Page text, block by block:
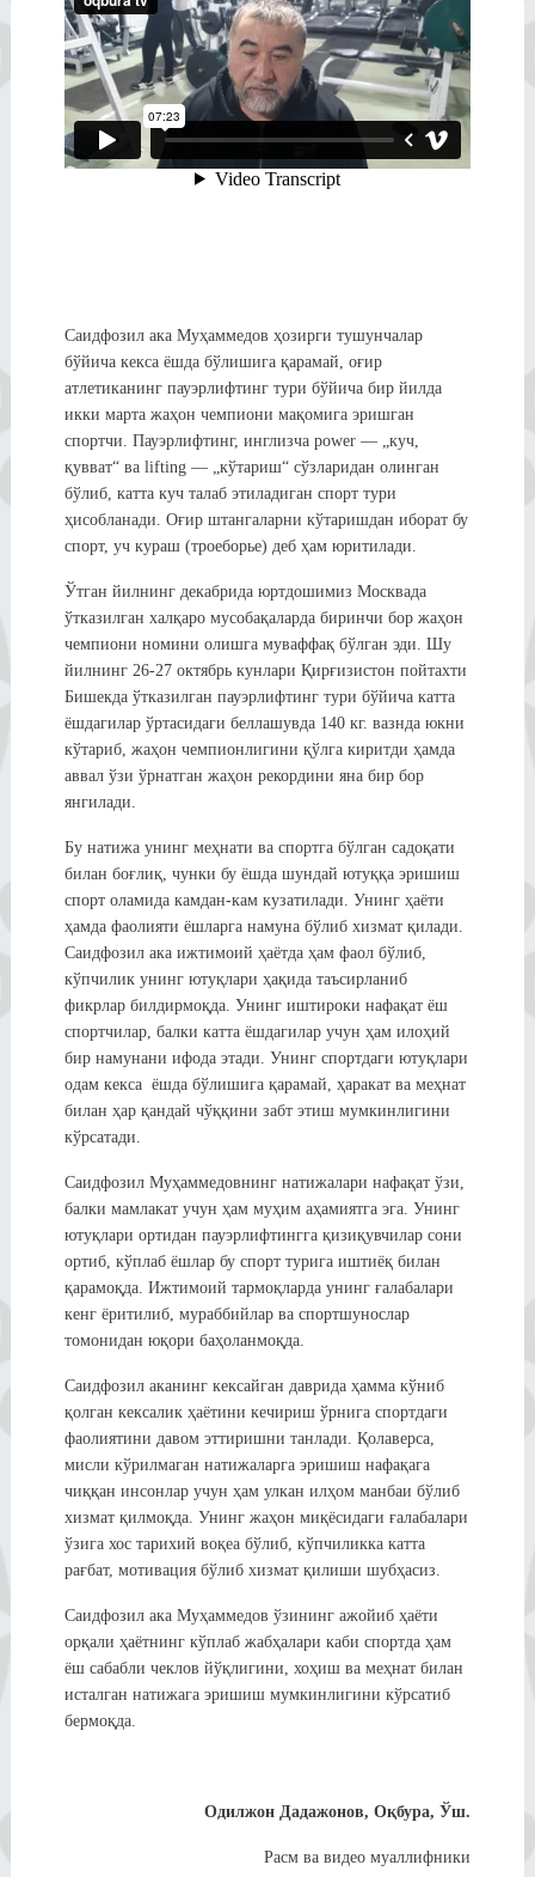
Саидфозил ака Муҳаммедов ҳозирги тушунчалар
бўйича кекса ёшда бўлишига қарамай, оғир
атлетиканинг пауэрлифтинг тури бўйича бир йилда
икки марта жаҳон чемпиони мақомига эришган
спортчи. Пауэрлифтинг, инглизча power — „куч,
қувват“ ва lifting — „кўтариш“ сўзларидан олинган
бўлиб, катта куч талаб этиладиган спорт тури
ҳисобланади. Оғир штангаларни кўтаришдан иборат бу
спорт, уч кураш (троеборье) деб ҳам юритилади.
Ўтган йилнинг декабрида юртдошимиз Москвада
ўтказилган халқаро мусобақаларда биринчи бор жаҳон
чемпиони номини олишга муваффақ бўлган эди. Шу
йилнинг 26-27 октябрь кунлари Қирғизистон пойтахти
Бишекда ўтказилган пауэрлифтинг тури бўйича катта
ёшдагилар ўртасидаги беллашувда 140 кг. вазнда юкни
кўтариб, жаҳон чемпионлигини қўлга киритди ҳамда
аввал ўзи ўрнатган жаҳон рекордини яна бир бор
янгилади.
Бу натижа унинг меҳнати ва спортга бўлган садоқати
билан боғлиқ, чунки бу ёшда шундай ютуққа эришиш
спорт оламида камдан-кам кузатилади. Унинг ҳаёти
ҳамда фаолияти ёшларга намуна бўлиб хизмат қилади.
Саидфозил ака ижтимоий ҳаётда ҳам фаол бўлиб,
кўпчилик унинг ютуқлари ҳақида таъсирланиб
фикрлар билдирмоқда. Унинг иштироки нафақат ёш
спортчилар, балки катта ёшдагилар учун ҳам илоҳий
бир намунани ифода этади. Унинг спортдаги ютуқлари
одам кекса ёшда бўлишига қарамай, ҳаракат ва меҳнат
билан ҳар қандай чўққини забт этиш мумкинлигини
кўрсатади.
Саидфозил Муҳаммедовнинг натижалари нафақат ўзи,
балки мамлакат учун ҳам муҳим аҳамиятга эга. Унинг
ютуқлари ортидан пауэрлифтингга қизиқувчилар сони
ортиб, кўплаб ёшлар бу спорт турига иштиёқ билан
қарамоқда. Ижтимоий тармоқларда унинг ғалабалари
кенг ёритилиб, мураббийлар ва спортшунослар
томонидан юқори баҳоланмоқда.
Саидфозил аканинг кексайган даврида ҳамма кўниб
қолган кексалик ҳаётини кечириш ўрнига спортдаги
фаолиятини давом эттиришни танлади. Қолаверса,
мисли кўрилмаган натижаларга эришиш нафақага
чиққан инсонлар учун ҳам улкан илҳом манбаи бўлиб
хизмат қилмоқда. Унинг жаҳон миқёсидаги ғалабалари
ўзига хос тарихий воқеа бўлиб, кўпчиликка катта
рағбат, мотивация бўлиб хизмат қилиши шубҳасиз.
Саидфозил ака Муҳаммедов ўзининг ажойиб ҳаёти
орқали ҳаётнинг кўплаб жабҳалари каби спортда ҳам
ёш сабабли чеклов йўқлигини, хоҳиш ва меҳнат билан
исталган натижага эришиш мумкинлигини кўрсатиб
бермоқда.
Одилжон Дадажонов, Оқбура, Ўш.
Расм ва видео муаллифники